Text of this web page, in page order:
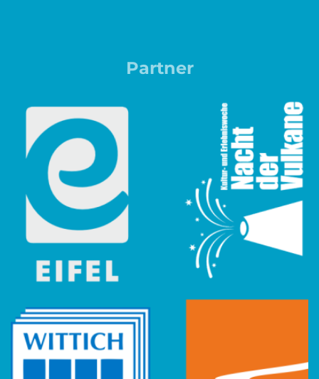
Partner